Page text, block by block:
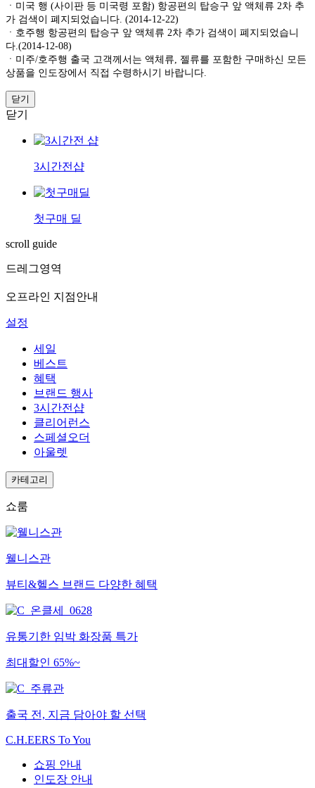
ㆍ미국 행 (사이판 등 미국령 포함) 항공편의 탑승구 앞 액체류 2차 추
가 검색이 폐지되었습니다. (2014-12-22)
ㆍ호주행 항공편의 탑승구 앞 액체류 2차 추가 검색이 폐지되었습니
다.(2014-12-08)
ㆍ미주/호주행 출국 고객께서는 액체류, 젤류를 포함한 구매하신 모든
상품을 인도장에서 직접 수령하시기 바랍니다.
닫기
닫기
3시간전샵
첫구매 딜
scroll guide
드레그영역
오프라인 지점안내
설정
세일
베스트
혜택
브랜드 행사
3시간전샵
클리어런스
스페셜오더
아울렛
카테고리
쇼룸
웰니스관
뷰티&헬스 브랜드 다양한 혜택
유통기한 임박 화장품 특가
최대할인 65%~
출국 전, 지금 담아야 할 선택
C.H.EERS To You
쇼핑 안내
인도장 안내